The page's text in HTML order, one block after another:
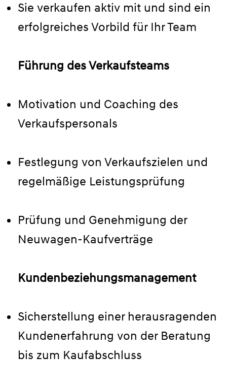
Sie verkaufen aktiv mit und sind ein
erfolgreiches Vorbild für Ihr Team
Führung des Verkaufsteams
Motivation und Coaching des
Verkaufspersonals
Festlegung von Verkaufszielen und
regelmäßige Leistungsprüfung
Prüfung und Genehmigung der
Neuwagen-Kaufverträge
Kundenbeziehungsmanagement
Sicherstellung einer herausragenden
Kundenerfahrung von der Beratung
bis zum Kaufabschluss